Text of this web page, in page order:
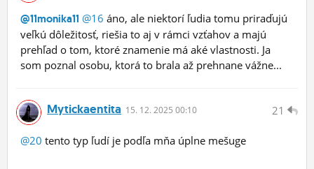
@11monika11 @16 áno, ale niektorí ľudia tomu priraďujú
veľkú dôležitosť, riešia to aj v rámci vzťahov a majú
prehľad o tom, ktoré znamenie má aké vlastnosti. Ja
som poznal osobu, ktorá to brala až prehnane vážne...
21
Mytickaentita 15. 12. 2025 00:10
@20 tento typ ľudí je podľa mňa úplne mešuge